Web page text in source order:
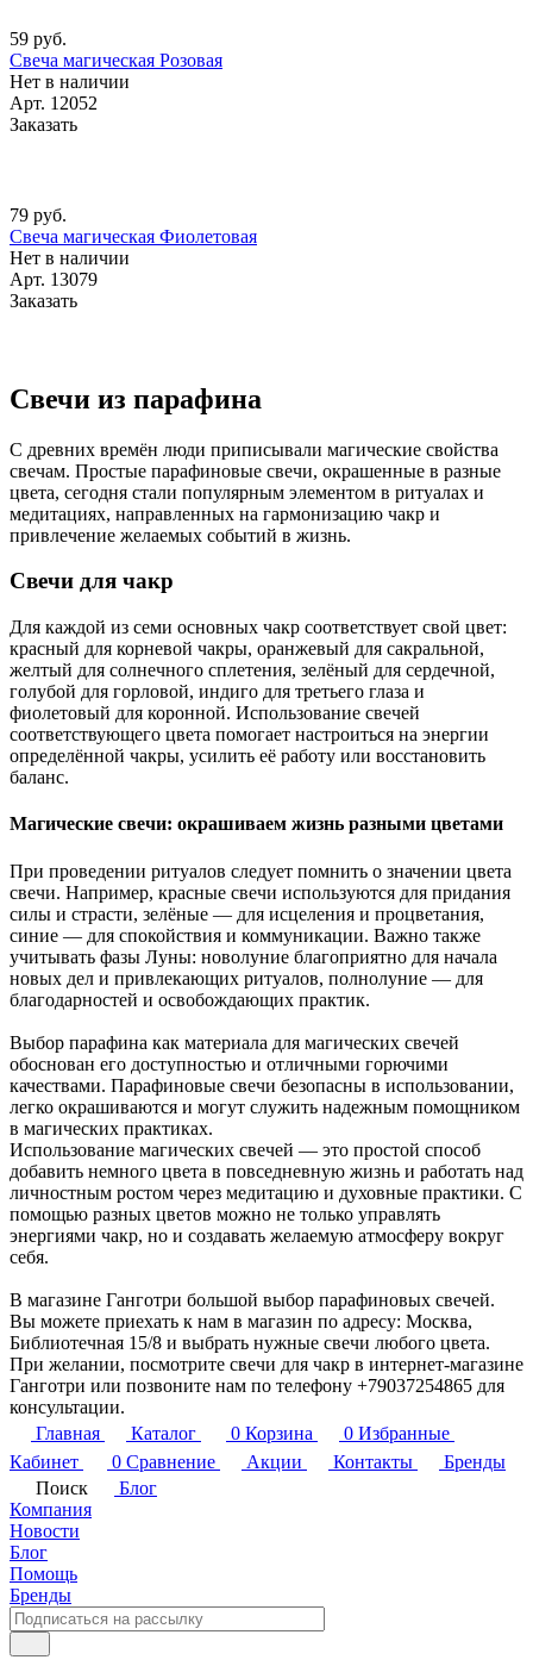
59 руб.
Свеча магическая Розовая
Нет в наличии
Арт. 12052
Заказать
79 руб.
Свеча магическая Фиолетовая
Нет в наличии
Арт. 13079
Заказать
Свечи из парафина
С древних времён люди приписывали магические свойства
свечам. Простые парафиновые свечи, окрашенные в разные
цвета, сегодня стали популярным элементом в ритуалах и
медитациях, направленных на гармонизацию чакр и
привлечение желаемых событий в жизнь.
Свечи для чакр
Для каждой из семи основных чакр соответствует свой цвет:
красный для корневой чакры, оранжевый для сакральной,
желтый для солнечного сплетения, зелёный для сердечной,
голубой для горловой, индиго для третьего глаза и
фиолетовый для коронной. Использование свечей
соответствующего цвета помогает настроиться на энергии
определённой чакры, усилить её работу или восстановить
баланс.
Магические свечи: окрашиваем жизнь разными цветами
При проведении ритуалов следует помнить о значении цвета
свечи. Например, красные свечи используются для придания
силы и страсти, зелёные — для исцеления и процветания,
синие — для спокойствия и коммуникации. Важно также
учитывать фазы Луны: новолуние благоприятно для начала
новых дел и привлекающих ритуалов, полнолуние — для
благодарностей и освобождающих практик.
Выбор парафина как материала для магических свечей
обоснован его доступностью и отличными горючими
качествами. Парафиновые свечи безопасны в использовании,
легко окрашиваются и могут служить надежным помощником
в магических практиках.
Использование магических свечей — это простой способ
добавить немного цвета в повседневную жизнь и работать над
личностным ростом через медитацию и духовные практики. С
помощью разных цветов можно не только управлять
энергиями чакр, но и создавать желаемую атмосферу вокруг
себя.
В магазине Ганготри большой выбор парафиновых свечей.
Вы можете приехать к нам в магазин по адресу: Москва,
Библиотечная 15/8 и выбрать нужные свечи любого цвета.
При желании, посмотрите свечи для чакр в интернет-магазине
Ганготри или позвоните нам по телефону +79037254865 для
консультации.
Главная
Каталог 0 Корзина 0 Избранные
Кабинет
0 Сравнение Акции Контакты
Бренды
Поиск
Блог
Компания
Новости
Блог
Помощь
Бренды